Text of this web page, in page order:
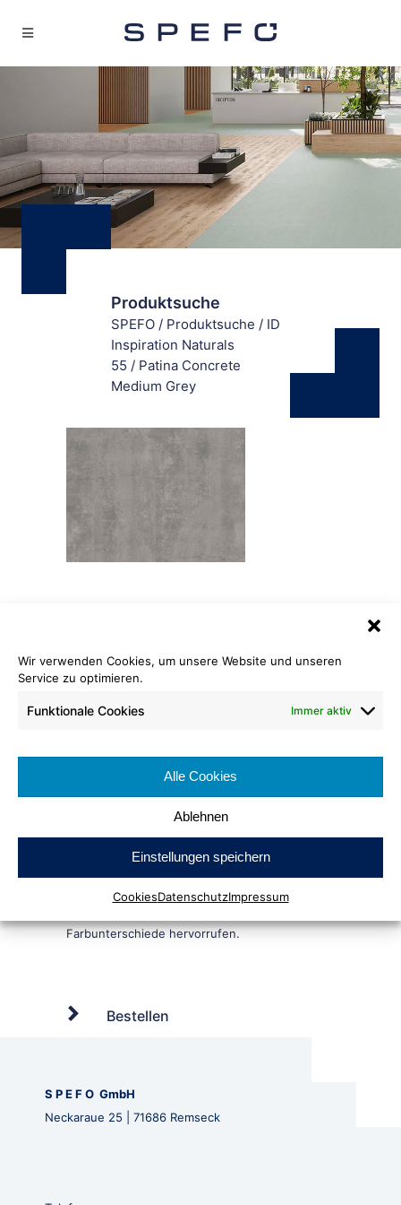
Wir verwenden Cookies, um unsere Website und unseren
Service zu optimieren.
Funktionale Cookies Immer aktiv
Alle Cookies
Ablehnen
Einstellungen speichern
CookiesDatenschutzImpressum
Produktsuche
SPEFO / Produktsuche / ID
Inspiration Naturals
55 / Patina Concrete
Medium Grey
Länge: 150,00 cm
Nutzschicht: 0,55 mm
Nutzungsklasse:
Bestellen
S P E F O GmbH
Neckaraue 25 | 71686 Remseck